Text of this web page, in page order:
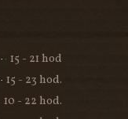
15 - 21 hod
15 - 23 hod.
10 - 22 hod.